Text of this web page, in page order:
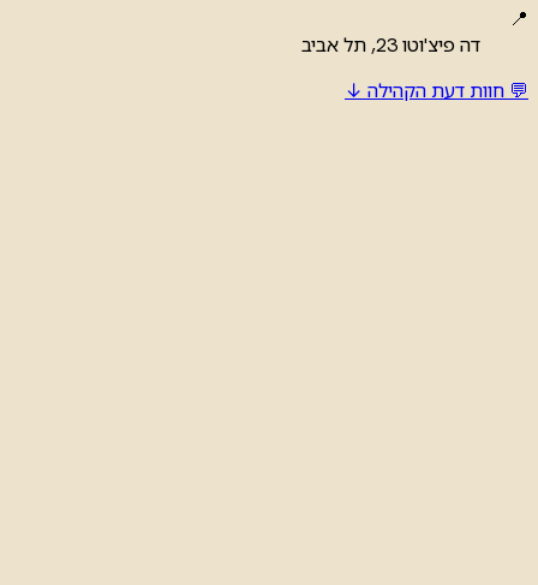
📍
דה פיצ'וטו 23, תל אביב
💬 חוות דעת הקהילה ↓